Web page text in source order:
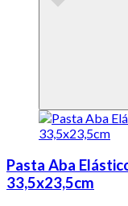
Pasta Aba
33,5x23,5cm